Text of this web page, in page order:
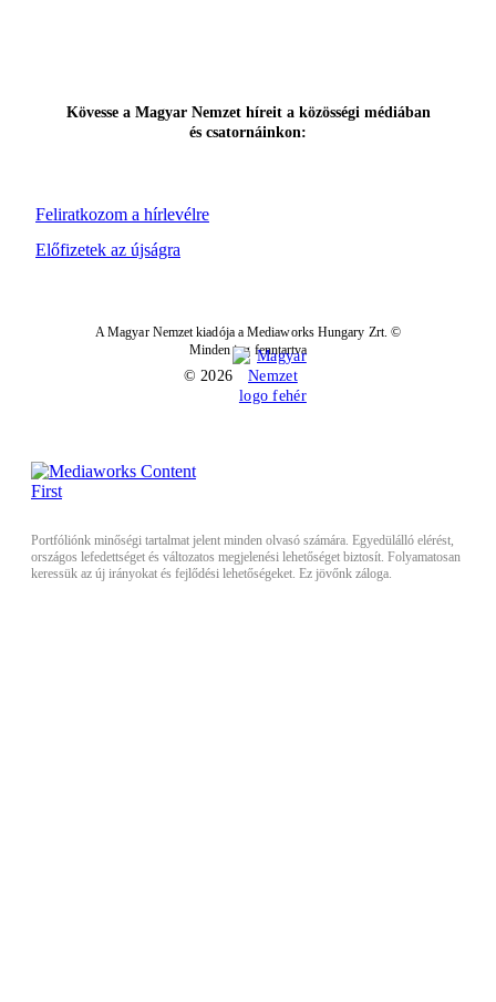
Feliratkozom a hírlevélre
Kövesse a Magyar Nemzet híreit a közösségi médiában
és csatornáinkon:
Előfizetek az újságra
A Magyar Nemzet kiadója a Mediaworks Hungary Zrt. ©
Minden jog fenntartva
© 2026
Portfóliónk minőségi tartalmat jelent minden olvasó számára. Egyedülálló elérést,
országos lefedettséget és változatos megjelenési lehetőséget biztosít. Folyamatosan
keressük az új irányokat és fejlődési lehetőségeket. Ez jövőnk záloga.